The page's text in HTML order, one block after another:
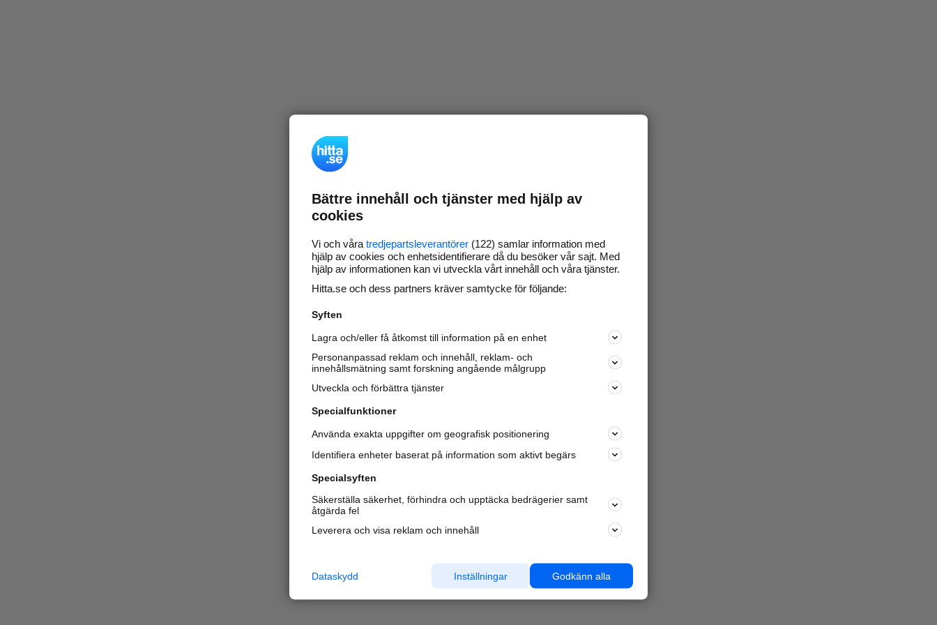
Bättre innehåll och tjänster med hjälp av
cookies
Vi och våra tredjepartsleverantörer (122) samlar information med
hjälp av cookies och enhetsidentifierare då du besöker vår sajt. Med
hjälp av informationen kan vi utveckla vårt innehåll och våra tjänster.
Hitta.se och dess partners kräver samtycke för följande:
Syften
Lagra och/eller få åtkomst till information på en enhet
Personanpassad reklam och innehåll, reklam- och
innehållsmätning samt forskning angående målgrupp
Utveckla och förbättra tjänster
Specialfunktioner
Använda exakta uppgifter om geografisk positionering
Identifiera enheter baserat på information som aktivt begärs
Specialsyften
Säkerställa säkerhet, förhindra och upptäcka bedrägerier samt
åtgärda fel
Leverera och visa reklam och innehåll
Godkänn alla
Inställningar
Dataskydd